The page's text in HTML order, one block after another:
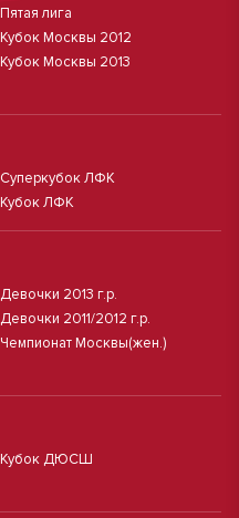
Пятая лига
Кубок Москвы 2012
Кубок Москвы 2013
Суперкубок ЛФК
Кубок ЛФК
Девочки 2013 г.р.
Девочки 2011/2012 г.р.
Чемпионат Москвы(жен.)
Кубок ДЮСШ